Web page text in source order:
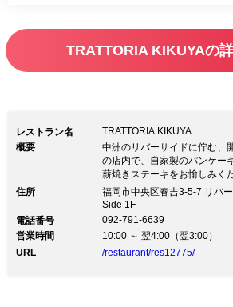
ロン） ・ジン（ト
ス ・アップルジュ
ール ・コーラ ・ウーロン
舗】 ・煎茶 知覧
うじ茶 ・レモング
ミールほうじ茶 ・
TRATTORIA KIKUYAの
レストラン名
TRATTORIA KIKUYA
概要
中洲のリバーサイドに佇む、
の店内で、自家製のパンケー
薪焼きステーキをお愉しみく
住所
福岡市中央区春吉3-5-7 リバ
Side 1F
電話番号
092-791-6639
営業時間
10:00 ～ 翌4:00（翌3:00）
URL
/restaurant/res12775/